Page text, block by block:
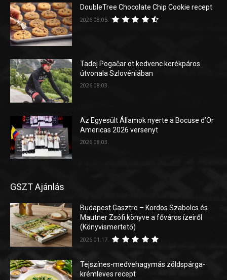
DoubleTree Chocolate Chip Cookie recept
2026.08.05.
Tadej Pogačar öt kedvenc kerékpáros
útvonala Szlovéniában
2026.08.03.
Az Egyesült Államok nyerte a Bocuse d’Or
Americas 2026 versenyt
2026.08.03.
GSZT Ajánlás
Budapest Gasztro – Kordos Szabolcs és
Mautner Zsófi könyve a főváros ízeiről
(Könyvismertető)
2026.01.17.
Tejszínes-medvehagymás zöldspárga-
krémleves recept